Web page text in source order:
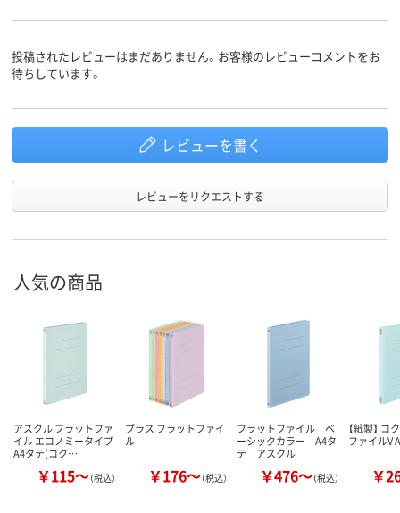
投稿されたレビューはまだありません。お客様のレビューコメントをお
待ちしています。
レビューを書く
レビューをリクエストする
人気の商品
アスクル フラットファ
イル エコノミータイプ
A4タテ(コク…
￥115～（税込）
プラス フラットファイ
ル
￥176～（税込）
フラットファイル ベ
ーシックカラー A4タ
テ アスクル
￥476～（税込）
【紙製】 コ
ファイルV
￥